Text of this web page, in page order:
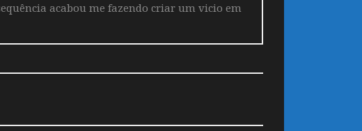
acabou me fazendo criar um vicio em